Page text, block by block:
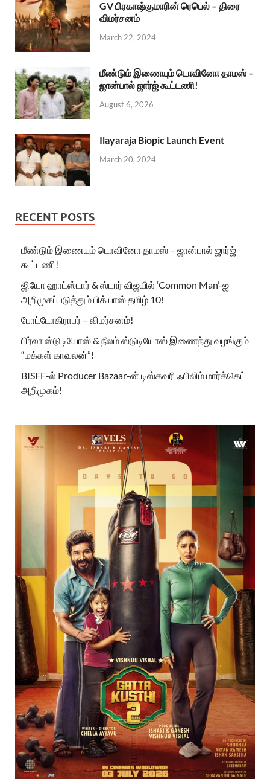
GV பிரகாஷ்குமாரின் ரெபெல் – திரை
விமர்சனம்
March 22, 2024
மீண்டும் இணையும் டொவினோ தாமஸ் –
ஜான்பால் ஜார்ஜ் கூட்டணி!
August 6, 2026
Ilayaraja Biopic Launch Event
March 20, 2024
RECENT POSTS
மீண்டும் இணையும் டொவினோ தாமஸ் – ஜான்பால் ஜார்ஜ்
கூட்டணி!
ஜியோ ஹாட்ஸ்டார் & ஸ்டார் விஜயில் ‘Common Man’-ஐ
அறிமுகப்படுத்தும் பிக் பாஸ் தமிழ் 10!
போட்டோகிராபர் – விமர்சனம்!
பிர்லா ஸ்டுடியோஸ் & நீலம் ஸ்டுடியோஸ் இணைந்து வழங்கும்
“மக்கள் காவலன்”!
BISFF-ல் Producer Bazaar-ன் டிஸ்கவரி ஃபிலிம் மார்க்கெட்
அறிமுகம்!